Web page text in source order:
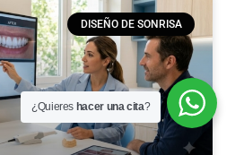
DISEÑO DE SONRISA
¿Quieres hacer una cita?